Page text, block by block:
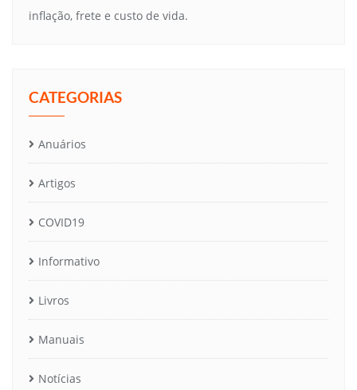
inflação, frete e custo de vida.
CATEGORIAS
Anuários
Artigos
COVID19
Informativo
Livros
Manuais
Notícias